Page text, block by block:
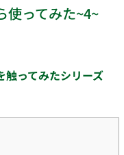
ってみた~4~
ってみたシリーズ